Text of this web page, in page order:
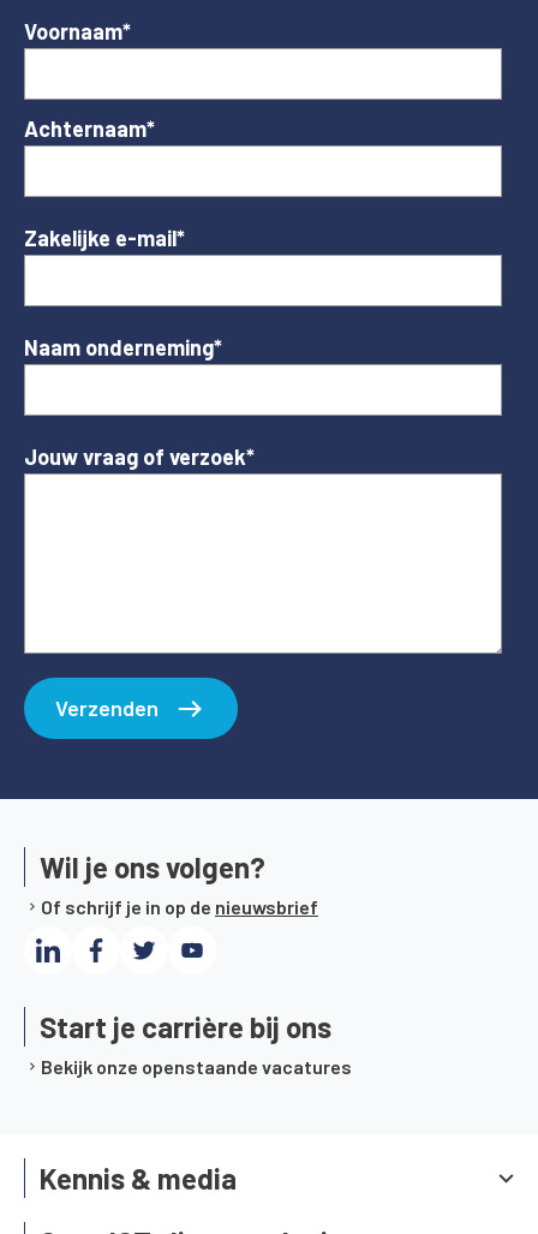
Voornaam*
Achternaam*
Zakelijke e-mail*
Naam onderneming*
Jouw vraag of verzoek*
Wil je ons volgen?
Of schrijf je in op de nieuwsbrief
Start je carrière bij ons
Bekijk onze openstaande vacatures
Kennis & media